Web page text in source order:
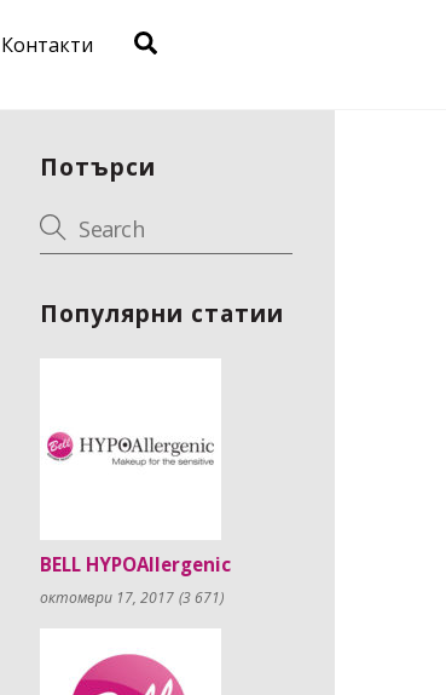
Контакти
Потърси
Популярни статии
BELL HYPOAllergenic
октомври 17, 2017 (3 671)